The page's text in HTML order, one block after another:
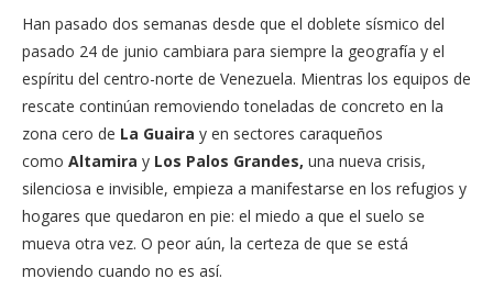
Han pasado dos semanas desde que el doblete sísmico del
pasado 24 de junio cambiara para siempre la geografía y el
espíritu del centro-norte de Venezuela. Mientras los equipos de
rescate continúan removiendo toneladas de concreto en la
zona cero de La Guaira y en sectores caraqueños
como Altamira y Los Palos Grandes, una nueva crisis,
silenciosa e invisible, empieza a manifestarse en los refugios y
hogares que quedaron en pie: el miedo a que el suelo se
mueva otra vez. O peor aún, la certeza de que se está
moviendo cuando no es así.